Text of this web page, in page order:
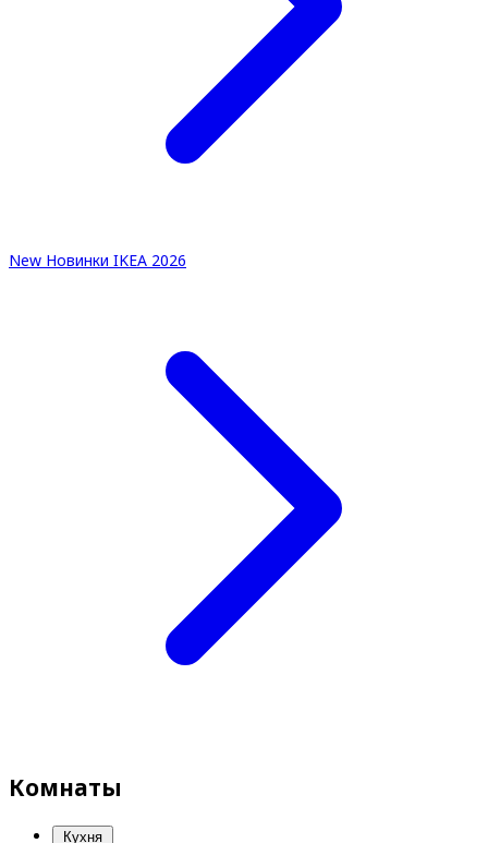
New Новинки IKEA 2026
Комнаты
Кухня